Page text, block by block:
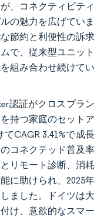
、コネクティビティ
の魅力を広げていま
節約と利便性の訴求
で、従来型ユニット
組み合わせ続けてい
認証がクロスブラン
持つ家庭のセットア
CAGR 3.41%で成長
コネクテッド普及率
リモート診断、消耗
に助けられ、2025年
ました。ドイツは大
け、意欲的なスマー